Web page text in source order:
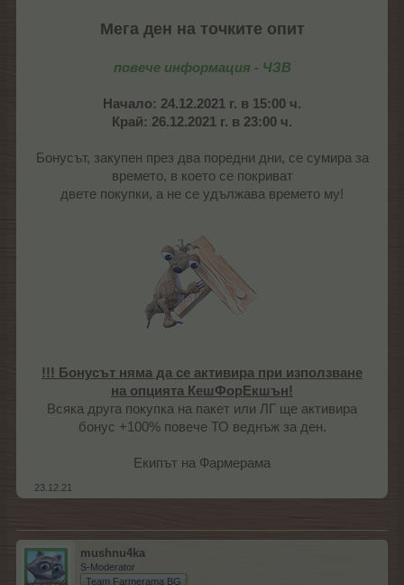
Мега ден на точките опит
повече информация - ЧЗВ
Начало: 24.12.2021 г. в 15:00 ч.
Край: 26.12.2021 г. в 23:00 ч.
Бонусът, закупен през два поредни дни, се сумира за
времето, в което се покриват
двете покупки, а не се удължава времето му!
!!! Бонусът няма да се активира при използване
на опцията КешФорЕкшън!
Всяка друга покупка на пакет или ЛГ ще активира
бонус +100% повече ТО веднъж за ден.​
Екипът на Фармерама​
23.12.21
mushnu4ka
S-Moderator
Team Farmerama BG